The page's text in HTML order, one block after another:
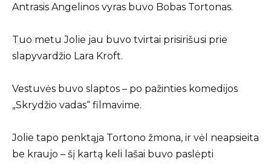
Antrasis Angelinos vyras buvo Bobas Tortonas.
Tuo metu Jolie jau buvo tvirtai prisirišusi prie
slapyvardžio Lara Kroft.
Vestuvės buvo slaptos – po pažinties komedijos
„Skrydžio vadas“ filmavime.
Jolie tapo penktąja Tortono žmona, ir vėl neapsieita
be kraujo – šį kartą keli lašai buvo paslėpti